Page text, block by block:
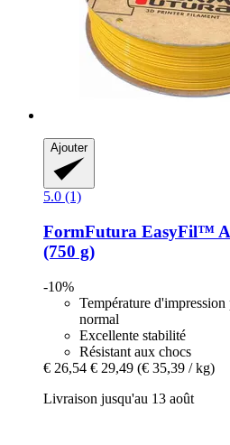
Ajouter
5.0 (1)
FormFutura EasyFil™
(750 g)
-10%
Température
normal
Excellente stabilité
Résistant aux chocs
€ 26,54 € 29,49 (€ 35,39 / kg)
Livraison jusqu'au 13 août